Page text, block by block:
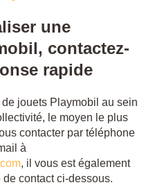
une
contactez-
rapide
jouets Playmobil au sein
le moyen le plus
contacter par téléphone
à
, il vous est également
contact ci-dessous.